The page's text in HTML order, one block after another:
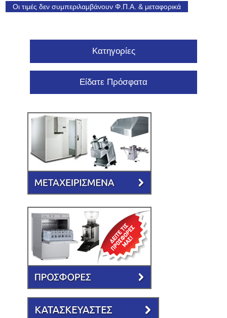
Οι τιμές δεν συμπεριλαμβάνουν Φ.Π.Α. & μεταφορικά
Κατηγορίες
Είδατε Πρόσφατα